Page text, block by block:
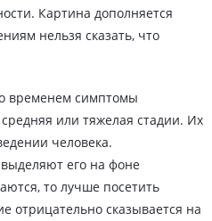
Картина дополняется
нельзя сказать, что
временем симптомы
или тяжелая стадии. Их
человека.
его на фоне
то лучше посетить
отрицательно сказывается на